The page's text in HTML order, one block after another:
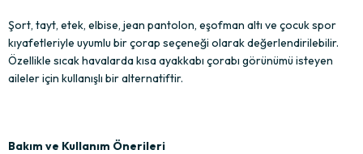
Şort, tayt, etek, elbise, jean pantolon, eşofman altı ve çocuk spor
kıyafetleriyle uyumlu bir çorap seçeneği olarak değerlendirilebilir.
Özellikle sıcak havalarda kısa ayakkabı çorabı görünümü isteyen
aileler için kullanışlı bir alternatiftir.
Bakım ve Kullanım Önerileri